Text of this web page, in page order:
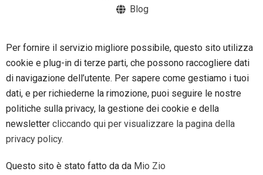
Blog
Per fornire il servizio migliore possibile, questo sito utilizza
cookie e plug-in di terze parti, che possono raccogliere dati
di navigazione dell’utente. Per sapere come gestiamo i tuoi
dati, e per richiederne la rimozione, puoi seguire le nostre
politiche sulla privacy, la gestione dei cookie e della
newsletter cliccando qui per visualizzare la pagina della
privacy policy.
Questo sito è stato fatto da da Mio Zio